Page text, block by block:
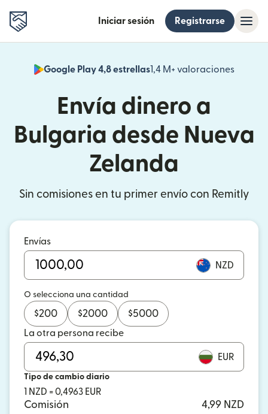
Iniciar sesión Registrarse
Google Play 4,8 estrellas1,4 M+ valoraciones
(se
Envía dinero a
Bulgaria desde Nueva
Zelanda
Sin comisiones en tu primer envío con Remitly
Envías
NZD
O selecciona una cantidad
$200 $2000 $5000
La otra persona recibe
EUR
Tipo de cambio diario
1 NZD = 0,4963 EUR
Comisión
4,99 NZD